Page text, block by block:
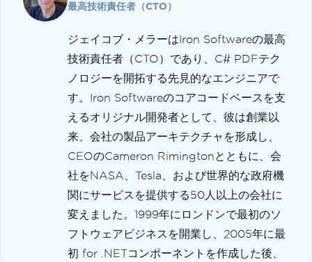
最高技術責任者（CTO）
ジェイコブ・メラーはIron Softwareの最高
技術責任者（CTO）であり、C# PDFテク
ノロジーを開拓する先見的なエンジニアで
す。Iron Softwareのコアコードベースを支
えるオリジナル開発者として、彼は創業以
来、会社の製品アーキテクチャを形成し、
CEOのCameron Rimingtonとともに、会
社をNASA、Tesla、および世界的な政府機
関にサービスを提供する50人以上の会社に
変えました。1999年にロンドンで最初のソ
フトウェアビジネスを開業し、2005年に最
初 for .NETコンポーネントを作成した後、